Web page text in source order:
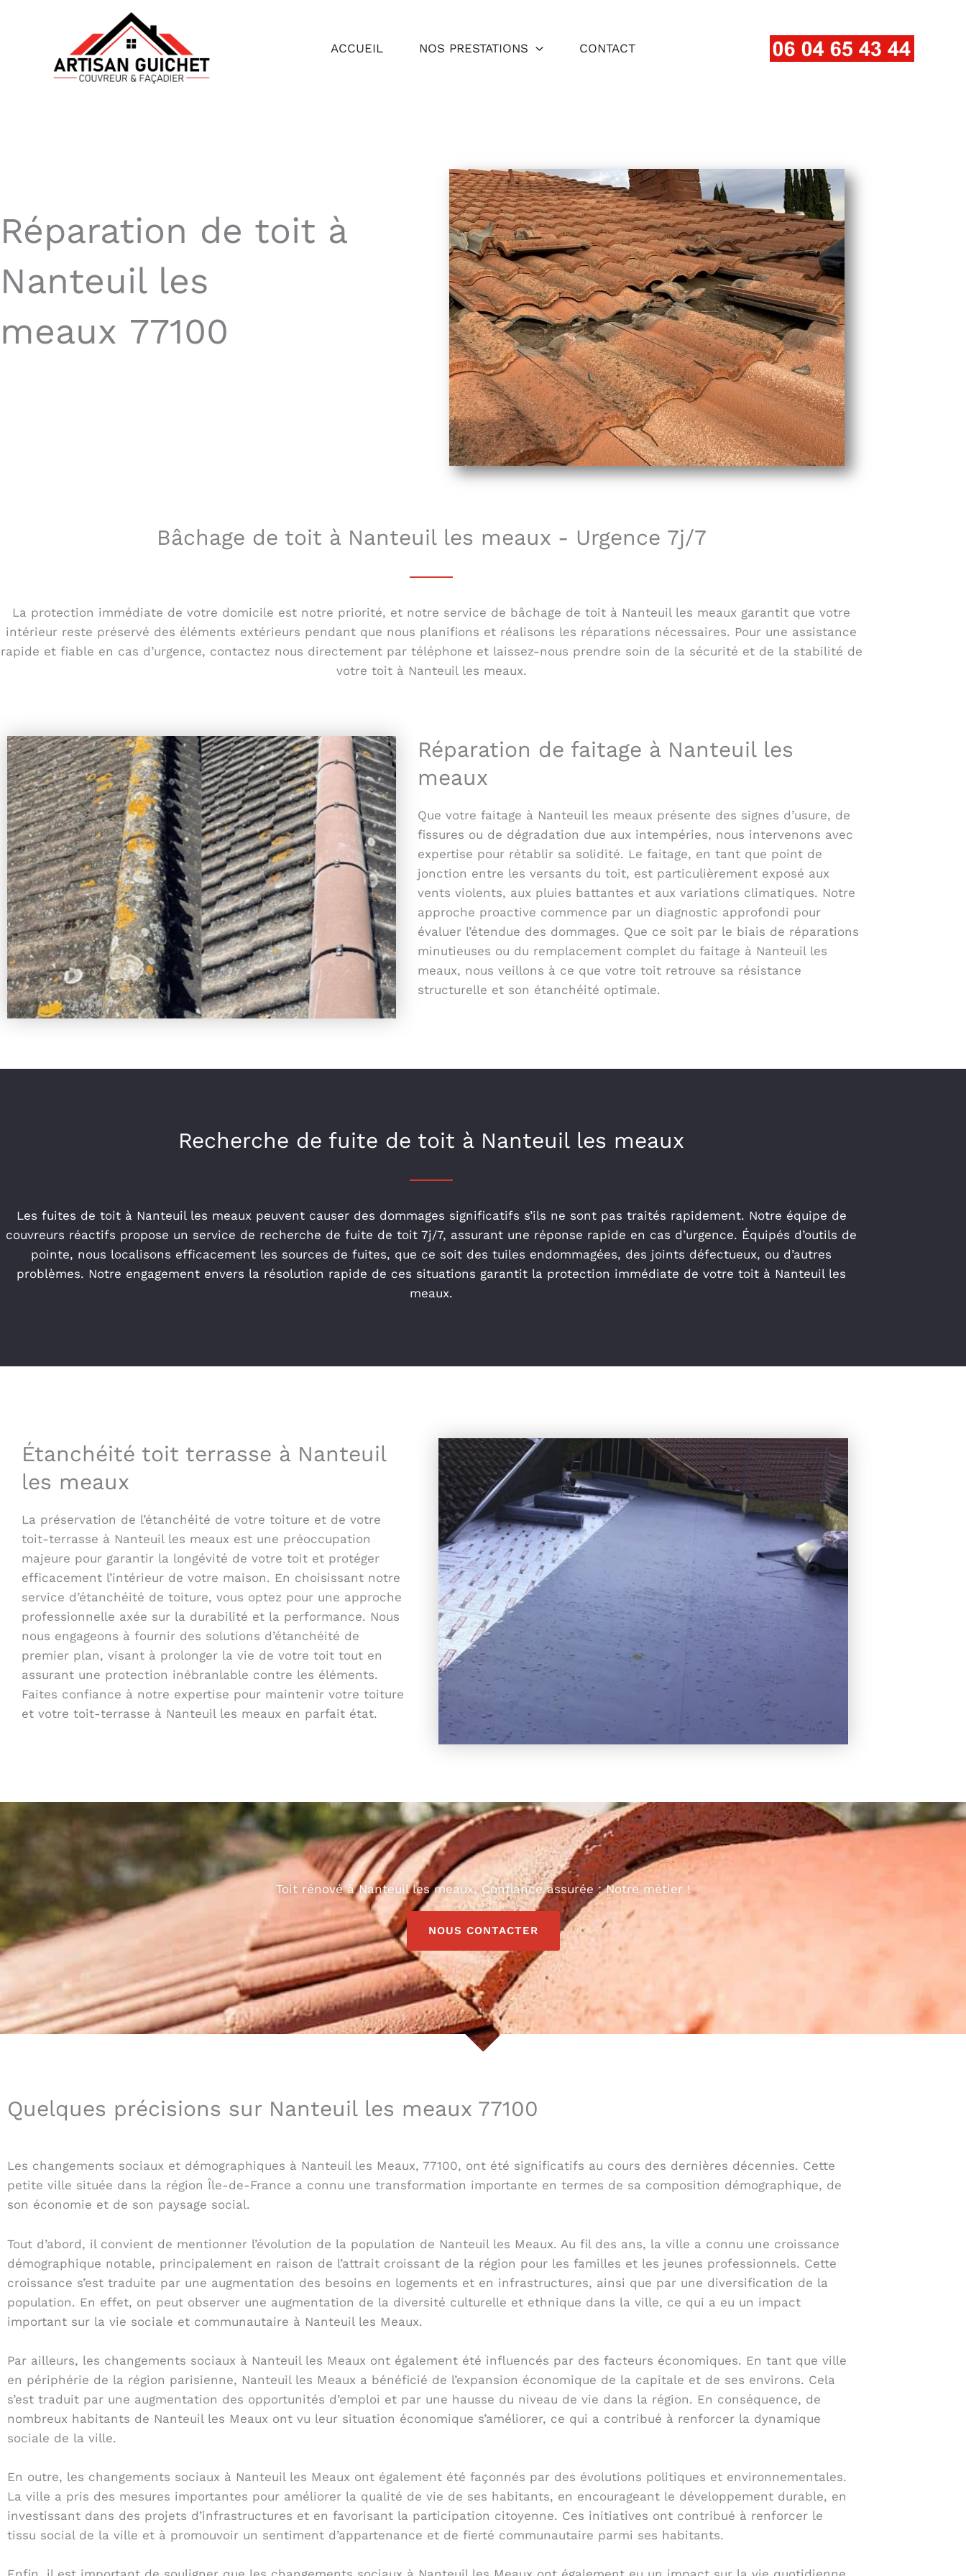
ACCUEIL NOS PRESTATIONS CONTACT
Réparation de toit à
Nanteuil les
meaux 77100
Bâchage de toit à Nanteuil les meaux - Urgence 7j/7
La protection immédiate de votre domicile est notre priorité, et notre service de bâchage de toit à Nanteuil les meaux garantit que votre
intérieur reste préservé des éléments extérieurs pendant que nous planifions et réalisons les réparations nécessaires. Pour une assistance
rapide et fiable en cas d’urgence, contactez nous directement par téléphone et laissez-nous prendre soin de la sécurité et de la stabilité de
votre toit à Nanteuil les meaux.
Réparation de faitage à Nanteuil les
meaux
Que votre faitage à Nanteuil les meaux présente des signes d’usure, de
fissures ou de dégradation due aux intempéries, nous intervenons avec
expertise pour rétablir sa solidité. Le faitage, en tant que point de
jonction entre les versants du toit, est particulièrement exposé aux
vents violents, aux pluies battantes et aux variations climatiques. Notre
approche proactive commence par un diagnostic approfondi pour
évaluer l’étendue des dommages. Que ce soit par le biais de réparations
minutieuses ou du remplacement complet du faitage à Nanteuil les
meaux, nous veillons à ce que votre toit retrouve sa résistance
structurelle et son étanchéité optimale.
Recherche de fuite de toit à Nanteuil les meaux
Les fuites de toit à Nanteuil les meaux peuvent causer des dommages significatifs s’ils ne sont pas traités rapidement. Notre équipe de
couvreurs réactifs propose un service de recherche de fuite de toit 7j/7, assurant une réponse rapide en cas d’urgence. Équipés d’outils de
pointe, nous localisons efficacement les sources de fuites, que ce soit des tuiles endommagées, des joints défectueux, ou d’autres
problèmes. Notre engagement envers la résolution rapide de ces situations garantit la protection immédiate de votre toit à Nanteuil les
meaux.
Étanchéité toit terrasse à Nanteuil
les meaux
La préservation de l’étanchéité de votre toiture et de votre
toit-terrasse à Nanteuil les meaux est une préoccupation
majeure pour garantir la longévité de votre toit et protéger
efficacement l’intérieur de votre maison. En choisissant notre
service d’étanchéité de toiture, vous optez pour une approche
professionnelle axée sur la durabilité et la performance. Nous
nous engageons à fournir des solutions d’étanchéité de
premier plan, visant à prolonger la vie de votre toit tout en
assurant une protection inébranlable contre les éléments.
Faites confiance à notre expertise pour maintenir votre toiture
et votre toit-terrasse à Nanteuil les meaux en parfait état.
Toit rénové à Nanteuil les meaux, Confiance assurée : Notre métier !
NOUS CONTACTER
Quelques précisions sur Nanteuil les meaux 77100
Les changements sociaux et démographiques à Nanteuil les Meaux, 77100, ont été significatifs au cours des dernières décennies. Cette
petite ville située dans la région Île-de-France a connu une transformation importante en termes de sa composition démographique, de
son économie et de son paysage social.
Tout d’abord, il convient de mentionner l’évolution de la population de Nanteuil les Meaux. Au fil des ans, la ville a connu une croissance
démographique notable, principalement en raison de l’attrait croissant de la région pour les familles et les jeunes professionnels. Cette
croissance s’est traduite par une augmentation des besoins en logements et en infrastructures, ainsi que par une diversification de la
population. En effet, on peut observer une augmentation de la diversité culturelle et ethnique dans la ville, ce qui a eu un impact
important sur la vie sociale et communautaire à Nanteuil les Meaux.
Par ailleurs, les changements sociaux à Nanteuil les Meaux ont également été influencés par des facteurs économiques. En tant que ville
en périphérie de la région parisienne, Nanteuil les Meaux a bénéficié de l’expansion économique de la capitale et de ses environs. Cela
s’est traduit par une augmentation des opportunités d’emploi et par une hausse du niveau de vie dans la région. En conséquence, de
nombreux habitants de Nanteuil les Meaux ont vu leur situation économique s’améliorer, ce qui a contribué à renforcer la dynamique
sociale de la ville.
En outre, les changements sociaux à Nanteuil les Meaux ont également été façonnés par des évolutions politiques et environnementales.
La ville a pris des mesures importantes pour améliorer la qualité de vie de ses habitants, en encourageant le développement durable, en
investissant dans des projets d’infrastructures et en favorisant la participation citoyenne. Ces initiatives ont contribué à renforcer le
tissu social de la ville et à promouvoir un sentiment d’appartenance et de fierté communautaire parmi ses habitants.